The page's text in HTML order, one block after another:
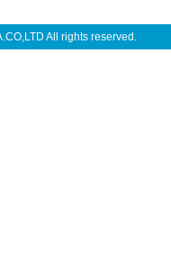
All rights reserved.